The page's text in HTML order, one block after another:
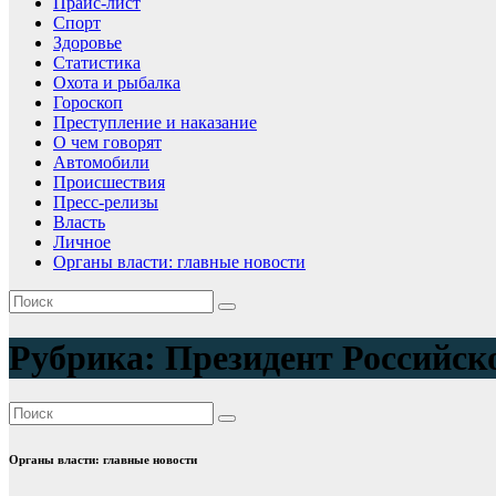
Спорт
Здоровье
Статистика
Охота и рыбалка
Гороскоп
Преступление и наказание
О чем говорят
Автомобили
Происшествия
Пресс-релизы
Власть
Личное
Органы власти: главные новости
Рубрика: Президент
Органы власти: главные новости